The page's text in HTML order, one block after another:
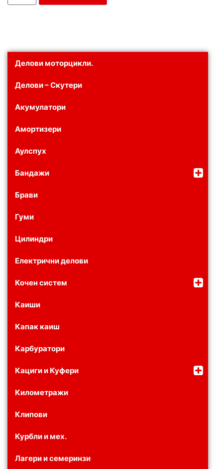
Делови моторцикли.
Делови – Скутери
Акумулатори
Амортизери
Аулспух
Бандажи
Брави
Гуми
Цилиндри
Електрични делови
Кочен систем
Каиши
Капак каиш
Карбуратори
Кациги и Куфери
Километражи
Клипови
Курбли и мех.
Лагери и семеринзи